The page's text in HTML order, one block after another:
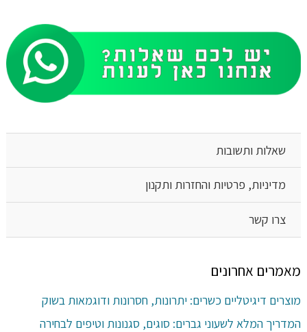
שאלות ותשובות
מדיניות, פרטיות והחזרות ותקנון
צרו קשר
מאמרים אחרונים
מוצרים דיגיטליים כשרים: יתרונות, חסרונות ודוגמאות בשוק
המדריך המלא לשעוני גברים: סוגים, סגנונות וטיפים לבחירה